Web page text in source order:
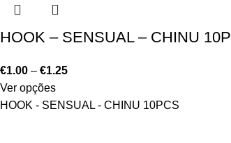
HOOK – SENSUAL – CHINU
€1.00 – €1.25
Ver opções
HOOK - SENSUAL - CHINU 10PCS